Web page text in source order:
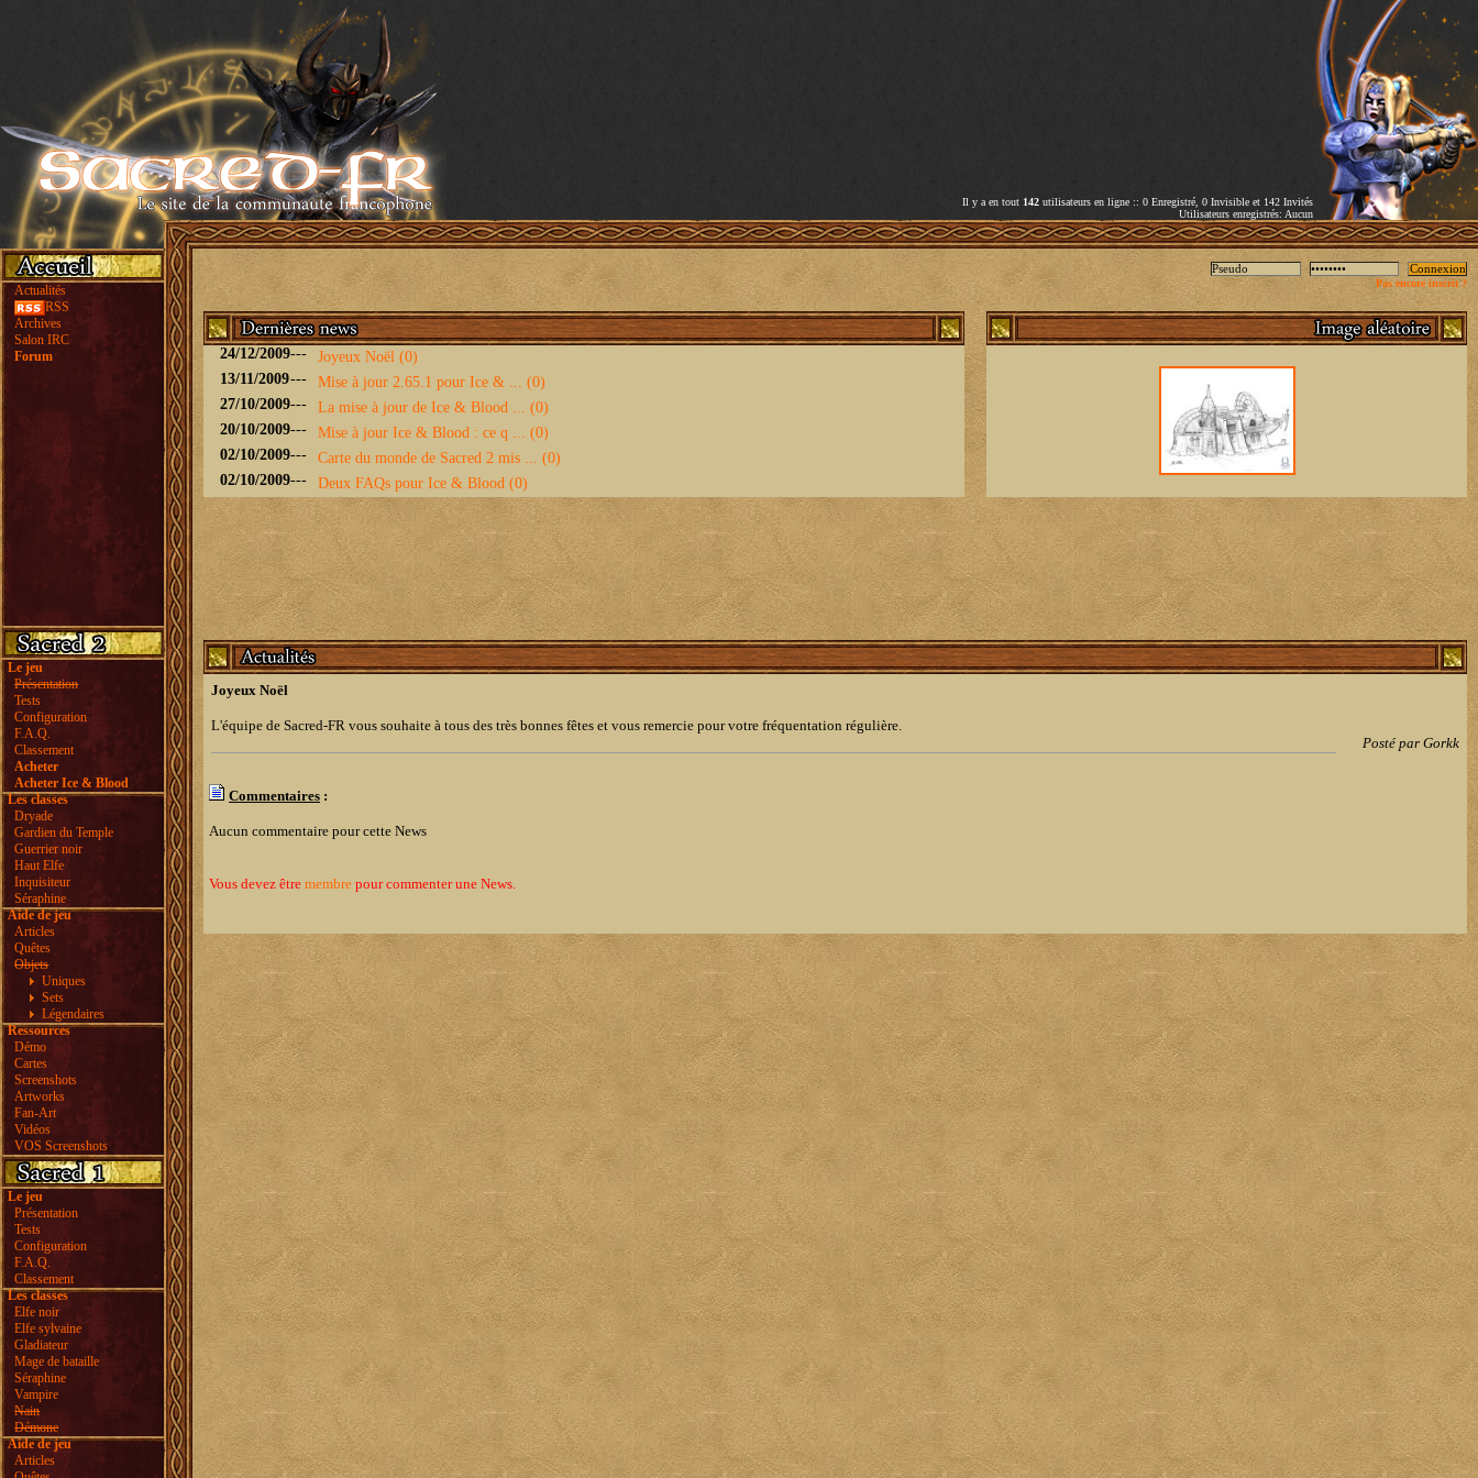
Il y a en tout 142 utilisateurs en ligne :: 0 Enregistré, 0 Invisible et 142 Invités
Utilisateurs enregistrés: Aucun
Actualités
RSS
Archives
Salon IRC
Forum
Le jeu
Présentation
Tests
Configuration
F.A.Q.
Classement
Acheter
Acheter Ice & Blood
Les classes
Dryade
Gardien du Temple
Guerrier noir
Haut Elfe
Inquisiteur
Séraphine
Aide de jeu
Articles
Quêtes
Objets
Uniques
Sets
Légendaires
Ressources
Démo
Cartes
Screenshots
Artworks
Fan-Art
Vidéos
VOS Screenshots
Le jeu
Présentation
Tests
Configuration
F.A.Q.
Classement
Les classes
Elfe noir
Elfe sylvaine
Gladiateur
Mage de bataille
Séraphine
Vampire
Nain
Démone
Aide de jeu
Articles
Pas encore inscrit ?
24/12/2009---
Joyeux Noël (0)
13/11/2009---
Mise à jour 2.65.1 pour Ice & ... (0)
27/10/2009---
La mise à jour de Ice & Blood ... (0)
20/10/2009---
Mise à jour Ice & Blood : ce q ... (0)
02/10/2009---
Carte du monde de Sacred 2 mis ... (0)
02/10/2009--- Deux FAQs pour Ice & Blood (0)
Joyeux Noël
L'équipe de Sacred-FR vous souhaite à tous des très bonnes fêtes et vous remercie pour votre fréquentation régulière.
Posté par Gorkk
Commentaires :
Aucun commentaire pour cette News
Vous devez être membre pour commenter une News.